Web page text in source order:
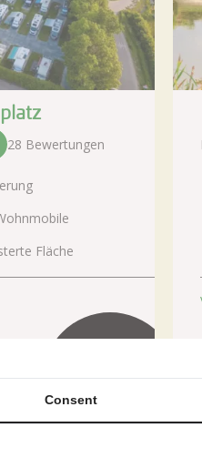
28 Bewertungen
Fläche
Consent